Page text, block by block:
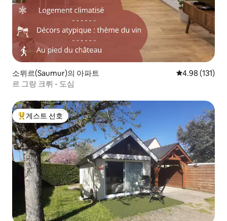
소뮈르(Saumur)의 아파트 평점 4.98점(5
4.98 (131)
르 그랑 크뤼 - 도심
상위 게스트 선호
게스트 선호